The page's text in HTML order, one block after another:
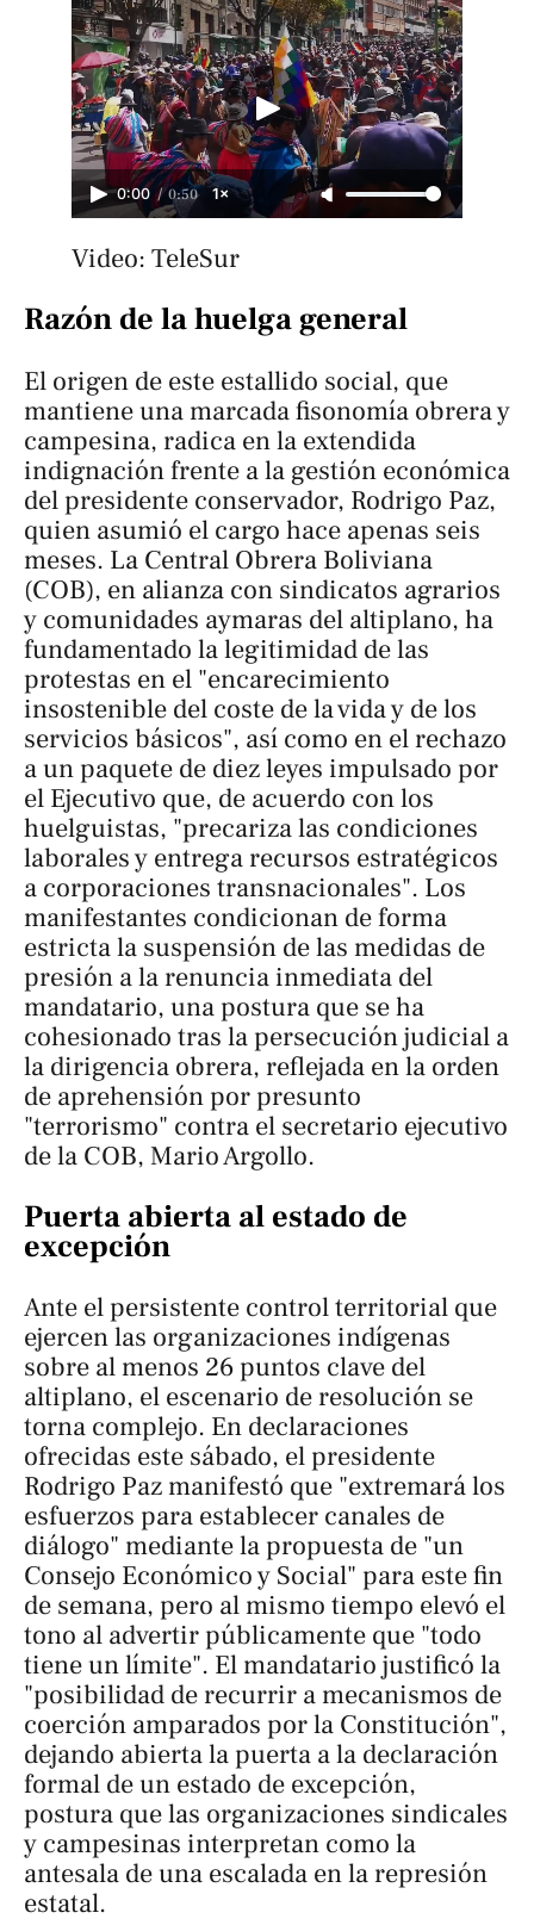
0:00 / 0:50 1×
Video: TeleSur
Razón de la huelga general
El origen de este estallido social, que
mantiene una marcada fisonomía obrera y
campesina, radica en la extendida
indignación frente a la gestión económica
del presidente conservador, Rodrigo Paz,
quien asumió el cargo hace apenas seis
meses. La Central Obrera Boliviana
(COB), en alianza con sindicatos agrarios
y comunidades aymaras del altiplano, ha
fundamentado la legitimidad de las
protestas en el "encarecimiento
insostenible del coste de la vida y de los
servicios básicos", así como en el rechazo
a un paquete de diez leyes impulsado por
el Ejecutivo que, de acuerdo con los
huelguistas, "precariza las condiciones
laborales y entrega recursos estratégicos
a corporaciones transnacionales". Los
manifestantes condicionan de forma
estricta la suspensión de las medidas de
presión a la renuncia inmediata del
mandatario, una postura que se ha
cohesionado tras la persecución judicial a
la dirigencia obrera, reflejada en la orden
de aprehensión por presunto
"terrorismo" contra el secretario ejecutivo
de la COB, Mario Argollo.
Puerta abierta al estado de
excepción
Ante el persistente control territorial que
ejercen las organizaciones indígenas
sobre al menos 26 puntos clave del
altiplano, el escenario de resolución se
torna complejo. En declaraciones
ofrecidas este sábado, el presidente
Rodrigo Paz manifestó que "extremará los
esfuerzos para establecer canales de
diálogo" mediante la propuesta de "un
Consejo Económico y Social" para este fin
de semana, pero al mismo tiempo elevó el
tono al advertir públicamente que "todo
tiene un límite". El mandatario justificó la
"posibilidad de recurrir a mecanismos de
coerción amparados por la Constitución",
dejando abierta la puerta a la declaración
formal de un estado de excepción,
postura que las organizaciones sindicales
y campesinas interpretan como la
antesala de una escalada en la represión
estatal.